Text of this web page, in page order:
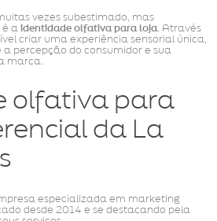
vezes subestimado, mas
a
identidade olfativa para loja . Através
criar uma experiência sensorial única,
percepção do consumidor e sua
marca.
olfativa para
da La
especializada em marketing
desde 2014 e se destacando pela